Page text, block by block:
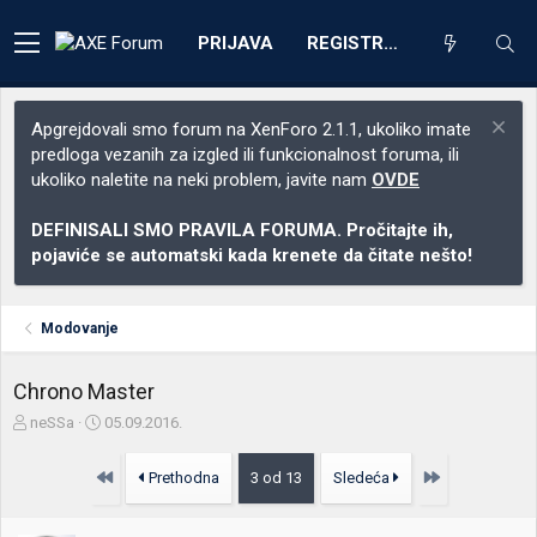
PRIJAVA REGISTRACIJA
Apgrejdovali smo forum na XenForo 2.1.1, ukoliko imate
predloga vezanih za izgled ili funkcionalnost foruma, ili
ukoliko naletite na neki problem, javite nam OVDE
DEFINISALI SMO PRAVILA FORUMA. Pročitajte ih,
pojaviće se automatski kada krenete da čitate nešto!
Modovanje
Chrono Master
Z
neSSa
D
u
05.09.2016.
Prvo Prethodna 3 od 13 Sledeća Poslednja